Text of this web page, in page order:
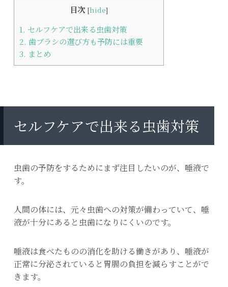
目次 [hide]
1. セルフケアで出来る虫歯対策
2. 歯ブラシの選び方も予防には重要
3. まとめ
セルフケアで出来る虫歯対策
虫歯の予防をするためにまず注目したいのが、唾液で
す。
人間の体には、元々虫歯への対策が備わっていて、唾
液が十分にあると虫歯になりにくいのです。
唾液は食べたものの消化を助ける働きがあり、唾液が
正常に分泌されていると胃腸の負担を減らすことがで
きます。